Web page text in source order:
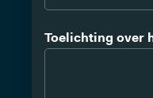
Toelichting over